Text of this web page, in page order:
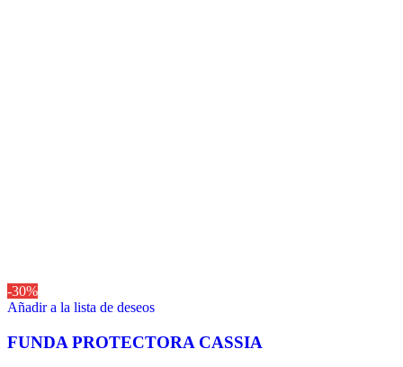
-30%
Añadir a la lista de deseos
FUNDA PROTECTORA CASSIA